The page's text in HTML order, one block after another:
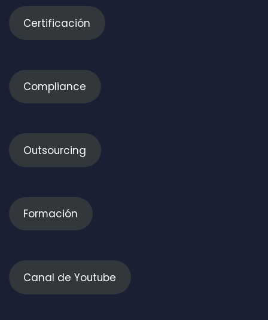
Certificación
Compliance
Outsourcing
Formación
Canal de Youtube